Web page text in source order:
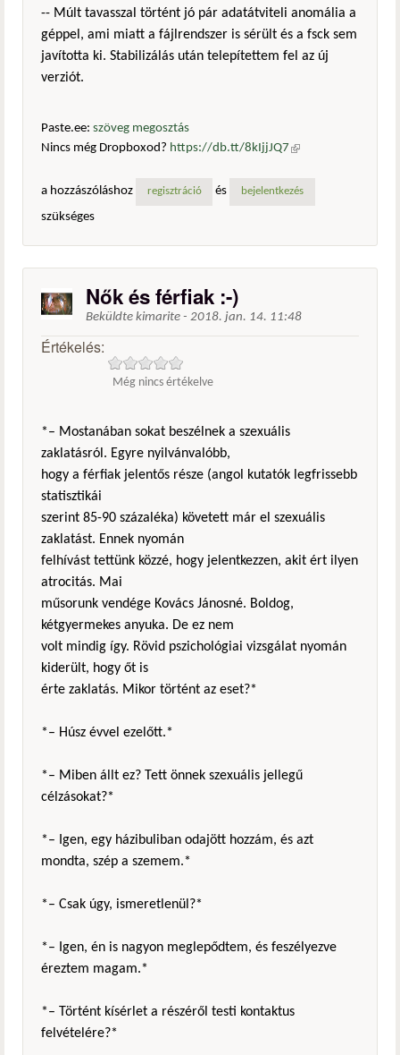
-- Múlt tavasszal történt jó pár adatátviteli anomália a
géppel, ami miatt a fájlrendszer is sérült és a fsck sem
javította ki. Stabilizálás után telepítettem fel az új
verziót.
Paste.ee: szöveg megosztás
Nincs még Dropboxod? https://db.tt/8kIjjJQ7 (külső
a hozzászóláshoz
regisztráció és bejelentkezés
szükséges
Nők és férfiak :-)
Beküldte kimarite - 2018. jan. 14. 11:48
Értékelés:
Még nincs értékelve
*– Mostanában sokat beszélnek a szexuális
zaklatásról. Egyre nyilvánvalóbb,
hogy a férfiak jelentős része (angol kutatók legfrissebb
statisztikái
szerint 85-90 százaléka) követett már el szexuális
zaklatást. Ennek nyomán
felhívást tettünk közzé, hogy jelentkezzen, akit ért ilyen
atrocitás. Mai
műsorunk vendége Kovács Jánosné. Boldog,
kétgyermekes anyuka. De ez nem
volt mindig így. Rövid pszichológiai vizsgálat nyomán
kiderült, hogy őt is
érte zaklatás. Mikor történt az eset?*
*– Húsz évvel ezelőtt.*
*– Miben állt ez? Tett önnek szexuális jellegű
célzásokat?*
*– Igen, egy házibuliban odajött hozzám, és azt
mondta, szép a szemem.*
*– Csak úgy, ismeretlenül?*
*– Igen, én is nagyon meglepődtem, és feszélyezve
éreztem magam.*
*– Történt kísérlet a részéről testi kontaktus
felvételére?*